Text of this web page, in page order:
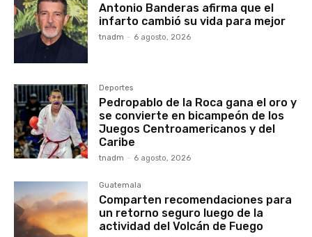
Antonio Banderas afirma que el
infarto cambió su vida para mejor
tnadm - 6 agosto, 2026
Deportes
Pedropablo de la Roca gana el oro y
se convierte en bicampeón de los
Juegos Centroamericanos y del
Caribe
tnadm - 6 agosto, 2026
Guatemala
Comparten recomendaciones para
un retorno seguro luego de la
actividad del Volcán de Fuego